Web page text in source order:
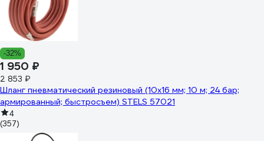
-32%
1 950 ₽
2 853 ₽
Шланг пневматический резиновый (10x16 мм; 10 м; 24 бар;
армированный; быстросъем) STELS 57021
4
(357)